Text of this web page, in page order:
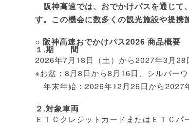
阪神高速では、おでかけパスを通じて
す。この機会に数多くの観光施設や提携
○ 阪神高速おでかけパス2026 商品概要
１.期 間
2026年7月18日（土）から2027年3月28
※お盆：8月8日から8月16日、シルバー
年末年始：2026年12月26日から2027
２.対象車両
ＥＴＣクレジットカードまたはＥＴＣ